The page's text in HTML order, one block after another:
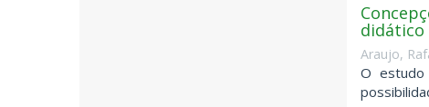
didático
Araujo,
O estudo